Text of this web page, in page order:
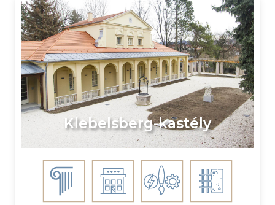
Klebelsberg-kastély